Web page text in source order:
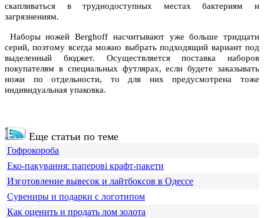
скапливаться в труднодоступных местах бактериям и
загрязнениям.
Наборы ножей Berghoff насчитывают уже больше тридцати
серий, поэтому всегда можно выбрать подходящий вариант под
выделенный бюджет. Осуществляется поставка наборов
покупателям в специальных футлярах, если будете заказывать
ножи по отдельности, то для них предусмотрена тоже
индивидуальная упаковка.
Еще статьи по теме
Гофрокороба
Еко-пакування: паперові крафт-пакети
Изготовление вывесок и лайтбоксов в Одессе
Сувениры и подарки с логотипом
Как оценить и продать лом золота